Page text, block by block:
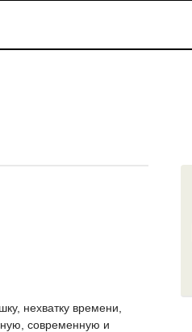
нехватку времени,
современную и